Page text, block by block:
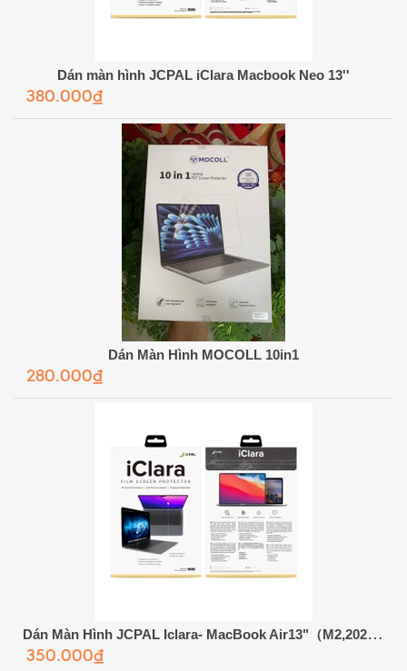
Dán màn hình JCPAL iClara Macbook Neo 13''
380.000₫
Dán Màn Hình MOCOLL 10in1
280.000₫
Dán Màn Hình JCPAL Iclara- MacBook Air13"（M2,2022）
350.000₫